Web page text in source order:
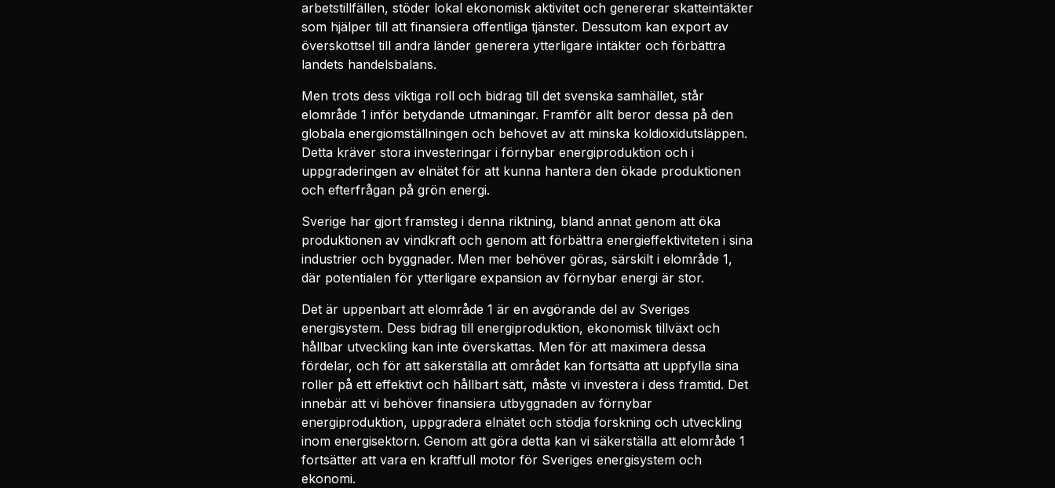
arbetstillfällen, stöder lokal ekonomisk aktivitet och genererar skatteintäkter
som hjälper till att finansiera offentliga tjänster. Dessutom kan export av
överskottsel till andra länder generera ytterligare intäkter och förbättra
landets handelsbalans.
Men trots dess viktiga roll och bidrag till det svenska samhället, står
elområde 1 inför betydande utmaningar. Framför allt beror dessa på den
globala energiomställningen och behovet av att minska koldioxidutsläppen.
Detta kräver stora investeringar i förnybar energiproduktion och i
uppgraderingen av elnätet för att kunna hantera den ökade produktionen
och efterfrågan på grön energi.
Sverige har gjort framsteg i denna riktning, bland annat genom att öka
produktionen av vindkraft och genom att förbättra energieffektiviteten i sina
industrier och byggnader. Men mer behöver göras, särskilt i elområde 1,
där potentialen för ytterligare expansion av förnybar energi är stor.
Det är uppenbart att elområde 1 är en avgörande del av Sveriges
energisystem. Dess bidrag till energiproduktion, ekonomisk tillväxt och
hållbar utveckling kan inte överskattas. Men för att maximera dessa
fördelar, och för att säkerställa att området kan fortsätta att uppfylla sina
roller på ett effektivt och hållbart sätt, måste vi investera i dess framtid. Det
innebär att vi behöver finansiera utbyggnaden av förnybar
energiproduktion, uppgradera elnätet och stödja forskning och utveckling
inom energisektorn. Genom att göra detta kan vi säkerställa att elområde 1
fortsätter att vara en kraftfull motor för Sveriges energisystem och
ekonomi.